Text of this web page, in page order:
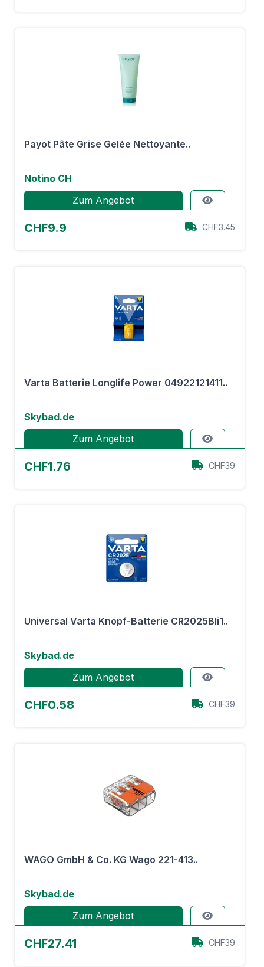
Payot Pâte Grise Gelée Nettoyante..
Notino CH
Zum Angebot
CHF9.9 CHF3.45
Varta Batterie Longlife Power 04922121411..
Skybad.de
Zum Angebot
CHF1.76 CHF39
Universal Varta Knopf-Batterie CR2025Bli1..
Skybad.de
Zum Angebot
CHF0.58 CHF39
WAGO GmbH & Co. KG Wago 221-413..
Skybad.de
Zum Angebot
CHF27.41 CHF39